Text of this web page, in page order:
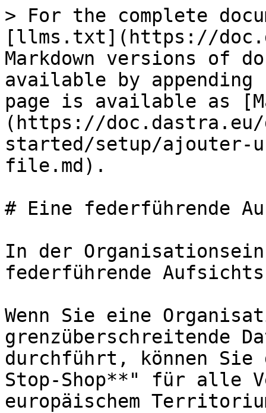
> For the complete
[llms.txt](https://
Markdown versions of
available by
page is available as
(https://
started/setup/ajouter-
file.md).
# Eine federführende
In der
federführende
Wenn Sie eine
grenzüberschreitende
durchführt, können Sie
Stop-Shop**" für alle
europäischem